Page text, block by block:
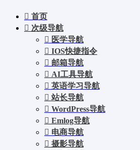
首页
次级导航
医学导航
IOS快捷指令
邮箱导航
AI工具导航
英语学习导航
站长导航
WordPress导航
Emlog导航
电商导航
摄影导航